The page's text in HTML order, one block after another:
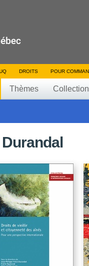
DROITS POUR
Thèmes